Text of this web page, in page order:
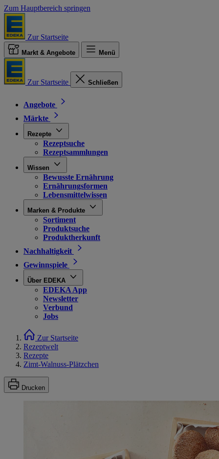
Zum Hauptbereich springen
Zur Startseite
Markt & Angebote Menü
Zur Startseite Schließen
Angebote
Märkte
Rezepte
Rezeptsuche
Rezeptsammlungen
Wissen
Bewusste Ernährung
Ernährungsformen
Lebensmittelwissen
Marken & Produkte
Sortiment
Produktsuche
Produktherkunft
Nachhaltigkeit
Gewinnspiele
Über EDEKA
EDEKA App
Newsletter
Verbund
Jobs
Zur Startseite
Rezeptwelt
Rezepte
Zimt-Walnuss-Plätzchen
Drucken